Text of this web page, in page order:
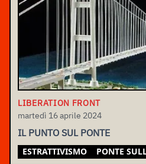
LIBERATION FRONT
martedì 16 aprile 2024
IL PUNTO SUL PONTE
ESTRATTIVISMO PONTE